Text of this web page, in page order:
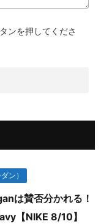
ンを押してくださ
ン）
は賛否分かれる！
【NIKE 8/10】